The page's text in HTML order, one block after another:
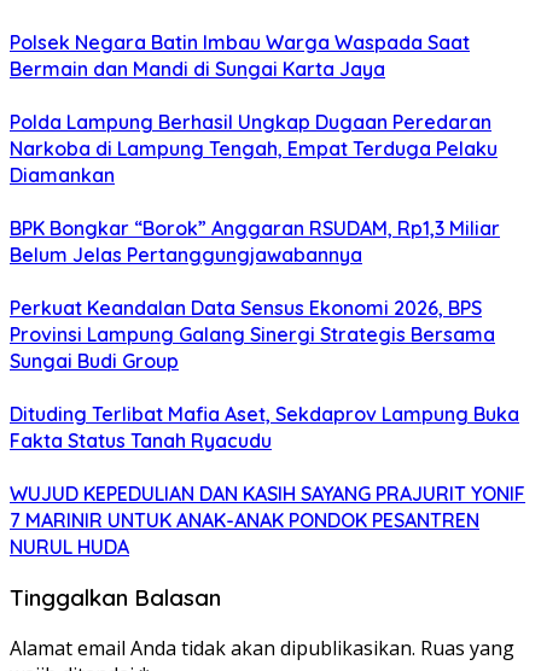
Polsek Negara Batin Imbau Warga Waspada Saat
Bermain dan Mandi di Sungai Karta Jaya
Polda Lampung Berhasil Ungkap Dugaan Peredaran
Narkoba di Lampung Tengah, Empat Terduga Pelaku
Diamankan
BPK Bongkar “Borok” Anggaran RSUDAM, Rp1,3 Miliar
Belum Jelas Pertanggungjawabannya
Perkuat Keandalan Data Sensus Ekonomi 2026, BPS
Provinsi Lampung Galang Sinergi Strategis Bersama
Sungai Budi Group
Dituding Terlibat Mafia Aset, Sekdaprov Lampung Buka
Fakta Status Tanah Ryacudu
WUJUD KEPEDULIAN DAN KASIH SAYANG PRAJURIT YONIF
7 MARINIR UNTUK ANAK-ANAK PONDOK PESANTREN
NURUL HUDA
Tinggalkan Balasan
Alamat email Anda tidak akan dipublikasikan. Ruas yang